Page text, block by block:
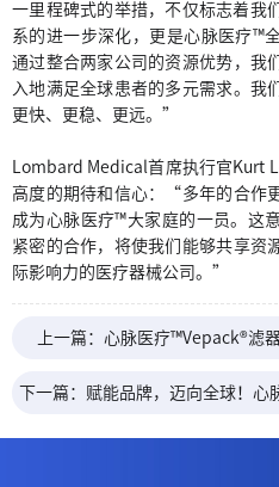
一里程碑式的举措，不仅标志着我
系的进一步深化，更是心脉医疗™
通过整合两家公司的资源优势，我
入地满足全球患者的多元需求。我
更快、更稳、更远。”
Lombard Medical首席执行官Kurt
高度的期待和信心：“多年的合作
成为心脉医疗™大家庭的一员。这
紧密的合作，将使我们能够共享资
际影响力的医疗器械公司。”
上一篇：心脉医疗™Vepack®滤
下一篇：赋能品牌，迈向全球！